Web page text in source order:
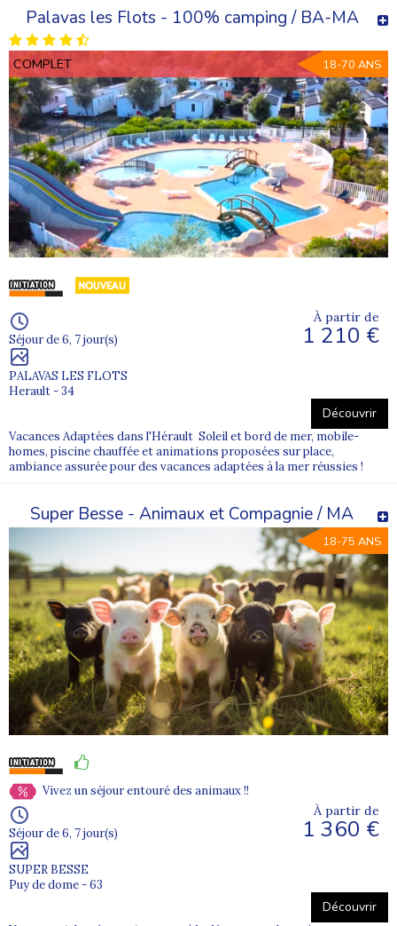
Palavas les Flots - 100% camping / BA-MA
COMPLET 18-70 ANS
Séjour de 6, 7 jour(s)
PALAVAS LES FLOTS
Herault - 34
À partir de
1 210 €
Découvrir
Vacances Adaptées dans l'Hérault Soleil et bord de mer, mobile-
homes, piscine chauffée et animations proposées sur place,
ambiance assurée pour des vacances adaptées à la mer réussies !
Super Besse - Animaux et Compagnie / MA
18-75 ANS
Vivez un séjour entouré des animaux !!
Séjour de 6, 7 jour(s)
SUPER BESSE
Puy de dome - 63
À partir de
1 360 €
Découvrir